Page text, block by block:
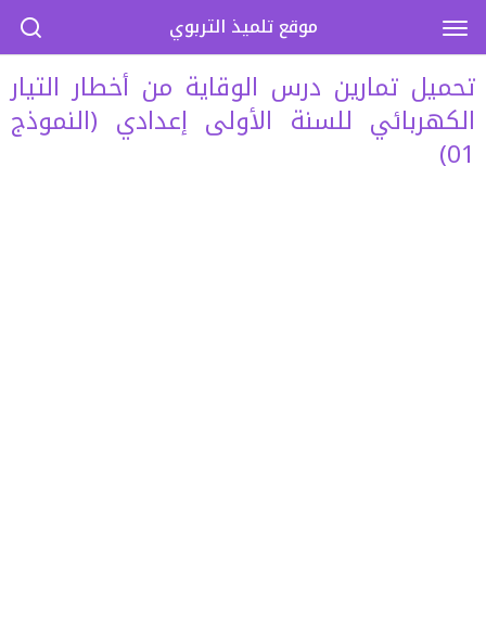
تحميل تمارين درس الوقاية من أخطار التيار
الكهربائي للسنة الأولى إعدادي (النموذج
01)
موقع تلميذ التربوي